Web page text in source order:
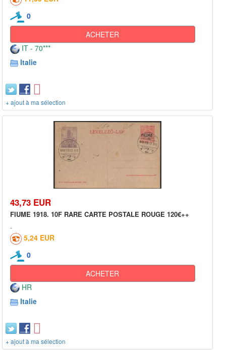
0
ACHETER
IT - 70***
Italie
+ ajout à ma sélection
43,73 EUR
FIUME 1918. 10F RARE CARTE POSTALE ROUGE 120€++
5,24 EUR
0
ACHETER
HR
Italie
+ ajout à ma sélection